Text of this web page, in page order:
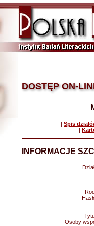
DOSTĘP ON-
| Spis
|
INFORMACJE
Osoby